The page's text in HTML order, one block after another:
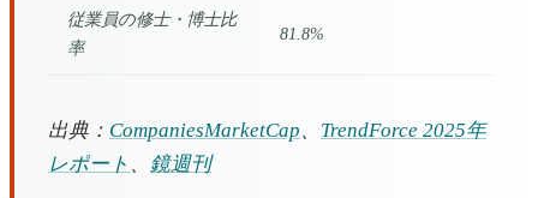
従業員の修士・博士比
率
81.8%
出典： CompaniesMarketCap、 TrendForce 2025年
レポート 、 鏡週刊